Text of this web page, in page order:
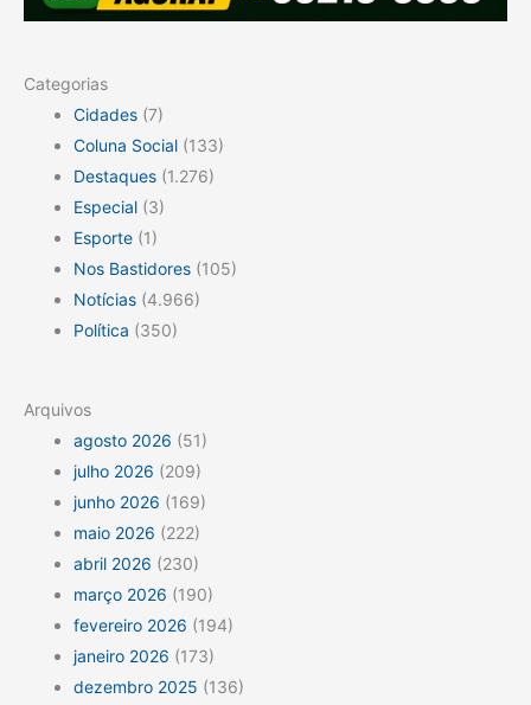
Categorias
Cidades (7)
Coluna Social (133)
Destaques (1.276)
Especial (3)
Esporte (1)
Nos Bastidores (105)
Notícias (4.966)
Política (350)
Arquivos
agosto 2026 (51)
julho 2026 (209)
junho 2026 (169)
maio 2026 (222)
abril 2026 (230)
março 2026 (190)
fevereiro 2026 (194)
janeiro 2026 (173)
dezembro 2025 (136)